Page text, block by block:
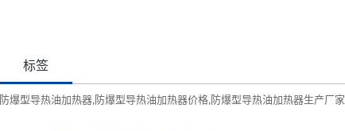
标签
防爆型导热油加热器,防爆型导热油加热器价格,防爆型导热油加热器生产厂家